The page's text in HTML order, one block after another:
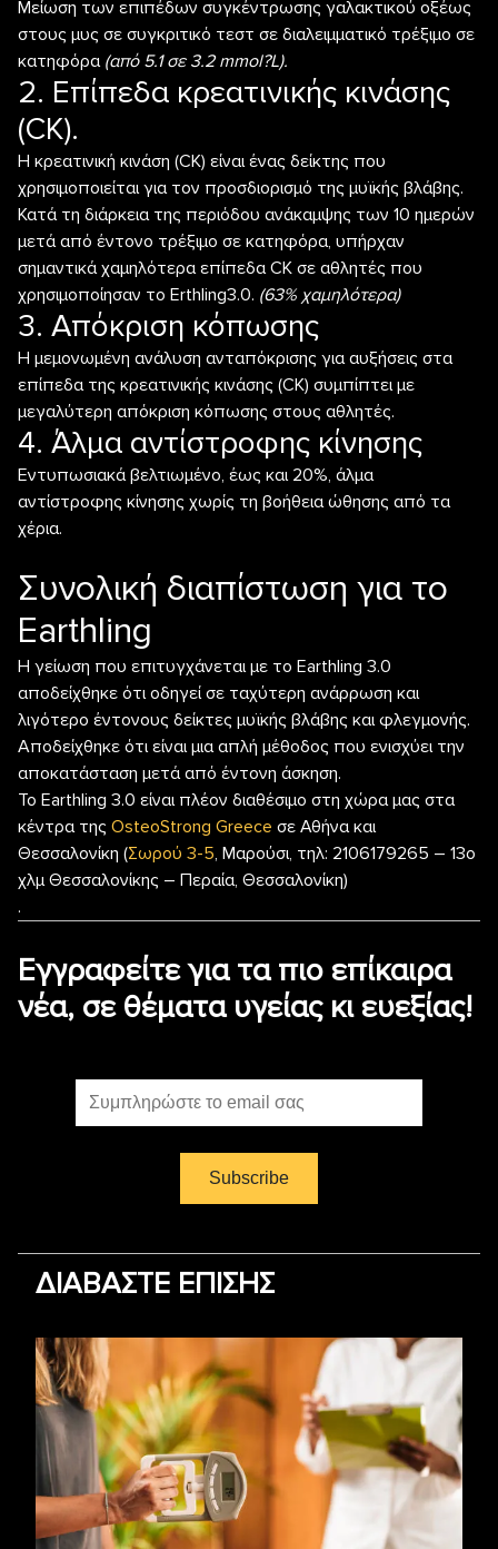
Μείωση των επιπέδων συγκέντρωσης γαλακτικού οξέως
στους μυς σε συγκριτικό τεστ σε διαλειμματικό τρέξιμο σε
κατηφόρα (από 5.1 σε 3.2mmol?L).
2. Επίπεδα κρεατινικής κινάσης
(CK).
Η κρεατινική κινάση (CK) είναι ένας δείκτης που
χρησιμοποιείται για τον προσδιορισμό της μυϊκής βλάβης.
Κατά τη διάρκεια της περιόδου ανάκαμψης των 10 ημερών
μετά από έντονο τρέξιμο σε κατηφόρα, υπήρχαν
σημαντικά χαμηλότερα επίπεδα CK σε αθλητές που
χρησιμοποίησαν το Erthling3.0. (63% χαμηλότερα)
3. Απόκριση κόπωσης
Η μεμονωμένη ανάλυση ανταπόκρισης για αυξήσεις στα
επίπεδα της κρεατινικής κινάσης (CK) συμπίπτει με
μεγαλύτερη απόκριση κόπωσης στους αθλητές.
4. Άλμα αντίστροφης κίνησης
Εντυπωσιακά βελτιωμένο, έως και 20%, άλμα
αντίστροφης κίνησης χωρίς τη βοήθεια ώθησης από τα
χέρια.
Συνολική διαπίστωση για το
Earthling
Η γείωση που επιτυγχάνεται με το Earthling 3.0
αποδείχθηκε ότι οδηγεί σε ταχύτερη ανάρρωση και
λιγότερο έντονους δείκτες μυϊκής βλάβης και φλεγμονής.
Αποδείχθηκε ότι είναι μια απλή μέθοδος που ενισχύει την
αποκατάσταση μετά από έντονη άσκηση.
Το Earthling 3.0 είναι πλέον διαθέσιμο στη χώρα μας στα
κέντρα της OsteoStrong Greece σε Αθήνα και
Θεσσαλονίκη (Σωρού 3-5, Μαρούσι, τηλ: 2106179265 – 13ο
χλμ Θεσσαλονίκης – Περαία, Θεσσαλονίκη)
.
Εγγραφείτε για τα πιο επίκαιρα
νέα, σε θέματα υγείας κι ευεξίας!
ΔΙΑΒΑΣΤΕ ΕΠΙΣΗΣ